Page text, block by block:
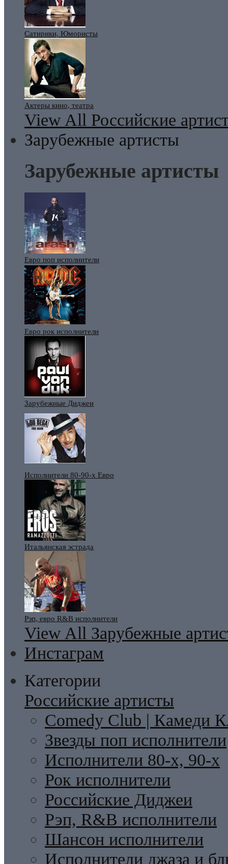
Сатирики, Юмористы
Актеры кино, театра
View All Российские
Зарубежные артисты
Зарубежные артисты
Евро поп исполнители
Евро рок исполнители
Зарубежные Диджеи
Исполнители 80-90-х Евро
Итальянская эстрада
Рэп, евро R&B исполнители
View All Зарубежные
Инстаграм
Категории
Российские артисты
Comedy Club | Камеди
Звезды поп исполнители
Исполнители 80-х, 90-х
Рок исполнители
Российские Диджеи
Рэп, R&B исполнители
Шансон исполнители
Исполнители джаза и